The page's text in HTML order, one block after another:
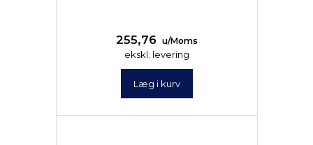
255,76 u/Moms
ekskl. levering
Læg i kurv